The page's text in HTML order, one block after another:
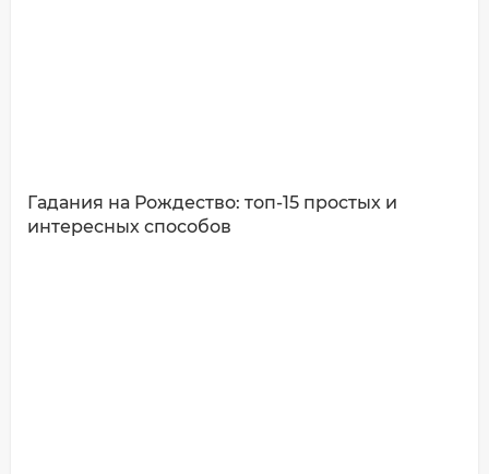
Гадания на Рождество: топ-15 простых и
интересных способов